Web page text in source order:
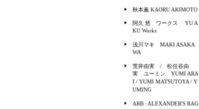
秋本薫 KAORU AKIMOTO
阿久 悠 ワークス YU A
KU Works
浅川マキ MAKI ASAKA
WA
荒井由実 / 松任谷由
実 ユーミン YUMI ARA
I / YUMI MATSUTOYA / Y
UMING
ARB : ALEXANDER'S RAG